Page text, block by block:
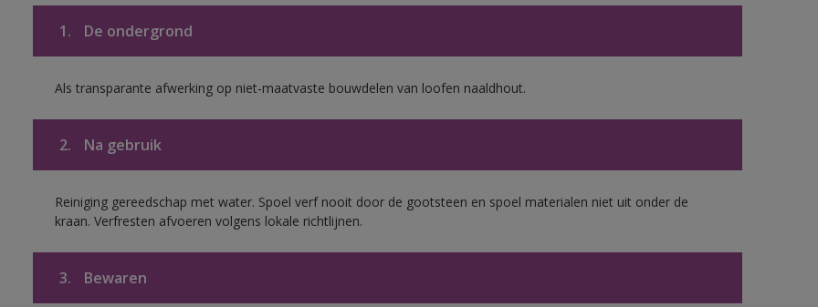
1. De ondergrond
Als transparante afwerking op niet-maatvaste bouwdelen van loofen naaldhout.
2. Na gebruik
Reiniging gereedschap met water. Spoel verf nooit door de gootsteen en spoel materialen niet uit onder de
kraan. Verfresten afvoeren volgens lokale richtlijnen.
3. Bewaren